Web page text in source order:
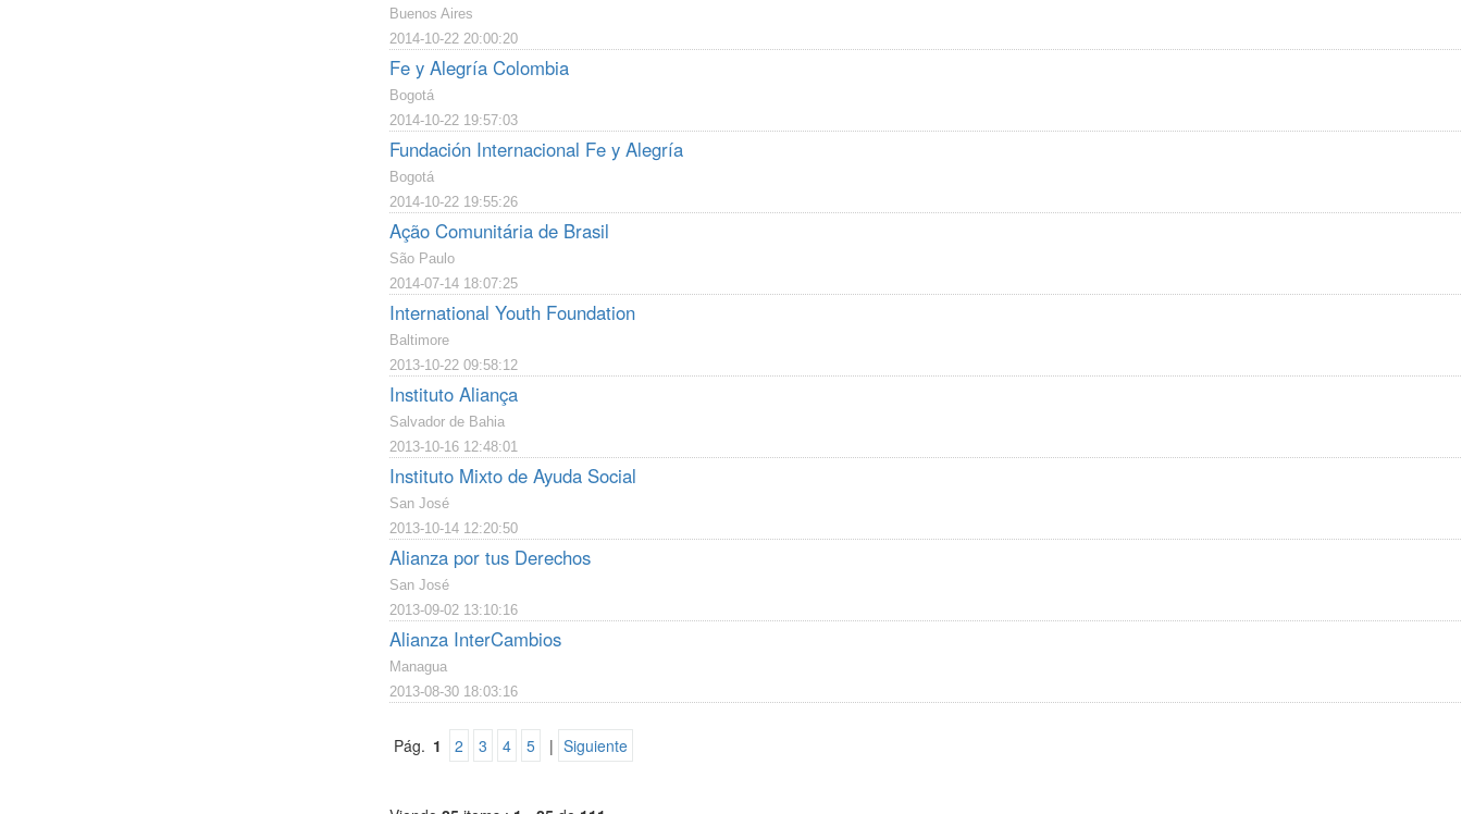
Buenos Aires
2014-10-22 20:00:20
Fe y Alegría Colombia
Bogotá
2014-10-22 19:57:03
Fundación Internacional Fe y Alegría
Bogotá
2014-10-22 19:55:26
Ação Comunitária de Brasil
São Paulo
2014-07-14 18:07:25
International Youth Foundation
Baltimore
2013-10-22 09:58:12
Instituto Aliança
Salvador de Bahia
2013-10-16 12:48:01
Instituto Mixto de Ayuda Social
San José
2013-10-14 12:20:50
Alianza por tus Derechos
San José
2013-09-02 13:10:16
Alianza InterCambios
Managua
2013-08-30 18:03:16
Pág. 1 2 3 4 5 | Siguiente